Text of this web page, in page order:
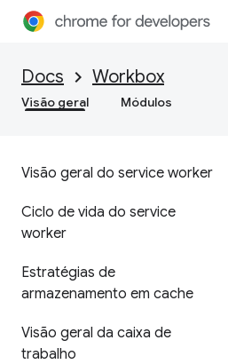
Docs Workbox
Visão geral Módulos
Visão geral do service worker
Ciclo de vida do service
worker
Estratégias de
armazenamento em cache
Visão geral da caixa de
trabalho